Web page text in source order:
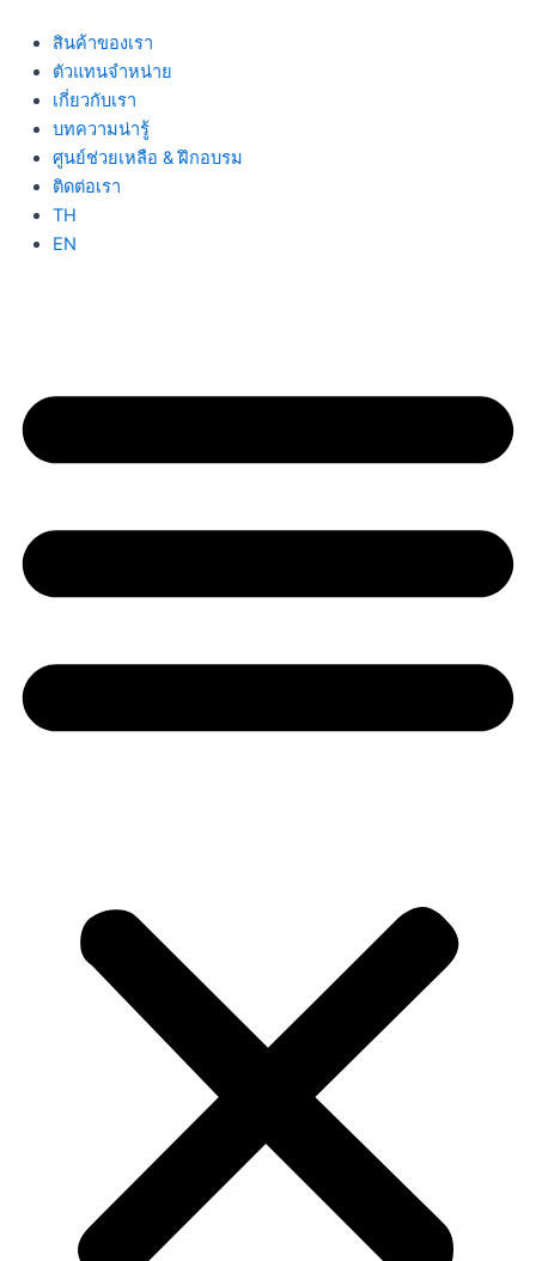
content
สินค้าของเรา
ตัวแทนจำหน่าย
เกี่ยวกับเรา
บทความน่ารู้
ศูนย์ช่วยเหลือ & ฝึกอบรม
ติดต่อเรา
TH
EN